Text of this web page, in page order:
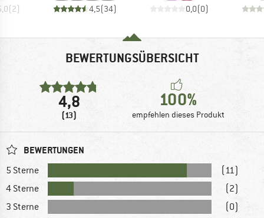
(2) 4,5(34) 0,0(0)
BEWERTUNGSÜBERSICHT
4,8
(13)
100%
empfehlen dieses Produkt
BEWERTUNGEN
5 Sterne
(11)
4 Sterne
(2)
3 Sterne
(0)